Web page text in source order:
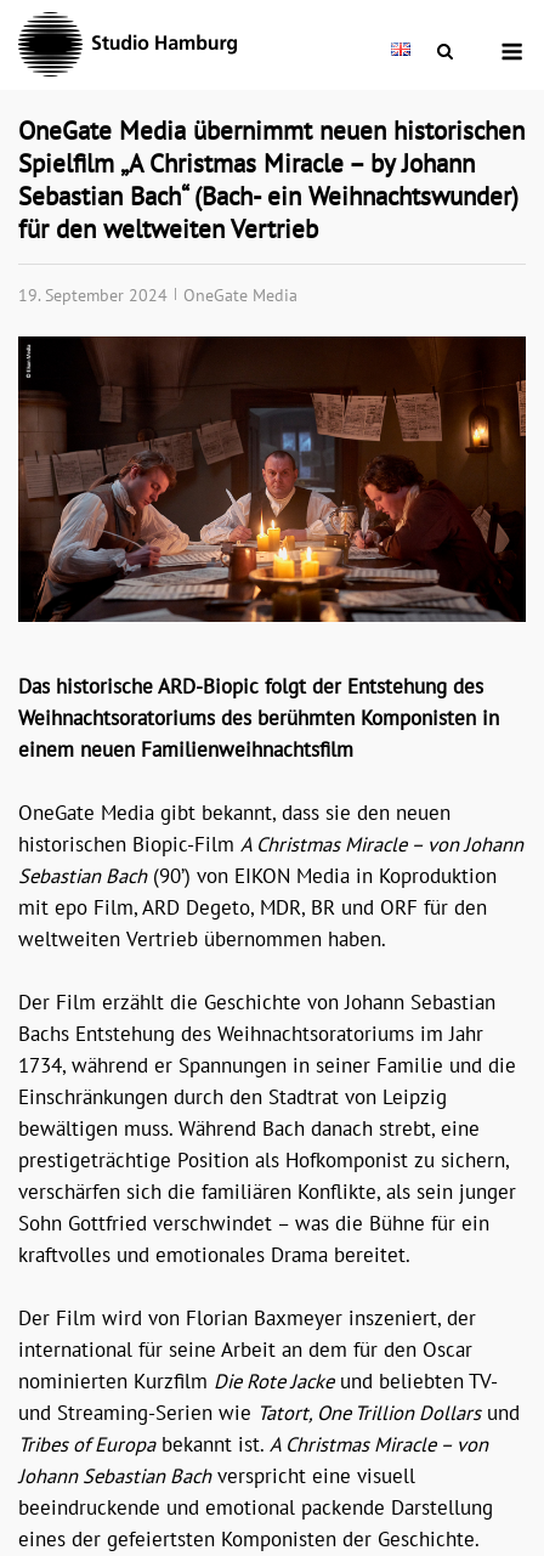
Skip
content
OneGate Media übernimmt neuen historischen
Spielfilm „A Christmas Miracle – by Johann
Sebastian Bach“ (Bach- ein Weihnachtswunder)
für den weltweiten Vertrieb
19. September 2024 OneGate Media
Das historische ARD-Biopic folgt der Entstehung des
Weihnachtsoratoriums des berühmten Komponisten in
einem neuen Familienweihnachtsfilm
OneGate Media gibt bekannt, dass sie den neuen
historischen Biopic-Film A Christmas Miracle – von Johann
Sebastian Bach(90’) von EIKON Media in Koproduktion
mit epo Film, ARD Degeto, MDR, BR und ORF für den
weltweiten Vertrieb übernommen haben.
Der Film erzählt die Geschichte von Johann Sebastian
Bachs Entstehung des Weihnachtsoratoriums im Jahr
1734, während er Spannungen in seiner Familie und die
Einschränkungen durch den Stadtrat von Leipzig
bewältigen muss. Während Bach danach strebt, eine
prestigeträchtige Position als Hofkomponist zu sichern,
verschärfen sich die familiären Konflikte, als sein junger
Sohn Gottfried verschwindet – was die Bühne für ein
kraftvolles und emotionales Drama bereitet.
Der Film wird von Florian Baxmeyer inszeniert, der
international für seine Arbeit an dem für den Oscar
nominierten Kurzfilm Die Rote Jackeund beliebten TV-
und Streaming-Serien wie Tatort, One Trillion Dollarsund
Tribes of Europabekannt ist. A Christmas Miracle – von
Johann Sebastian Bachverspricht eine visuell
beeindruckende und emotional packende Darstellung
eines der gefeiertsten Komponisten der Geschichte.